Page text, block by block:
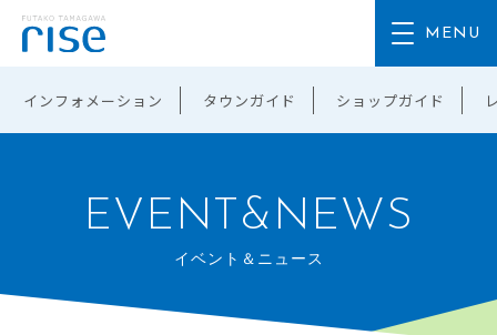
インフォメーション タウンガイド ショップガイド
EVENT&NEWS
イベント＆ニュース